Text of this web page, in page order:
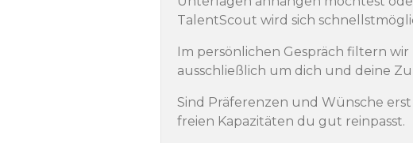
TalentScout wird sich
Im persönlichen Gespräch filtern
ausschließlich um dich und deine
Sind Präferenzen und Wünsche
freien Kapazitäten du gut reinpasst.